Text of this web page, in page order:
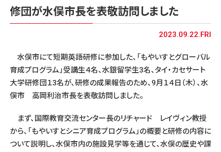
修団が水俣市長を表敬訪問しました
2023.09.22.FRI
水俣市にて短期英語研修に参加した、「もやいすとグローバル
育成プログラム」受講生４名、水銀留学生3名、タイ・カセサート
大学研修団１3名が、研修の成果報告のため、9月１４日（木）、水
俣市 高岡利治市長を表敬訪問しました。
まず、国際教育交流センター長のリチャード レイヴィン教授
から、「もやいすとシニア育成プログラム」の概要と研修の内容に
ついて説明し、水俣市内の施設見学等を通じて、水俣の歴史や課